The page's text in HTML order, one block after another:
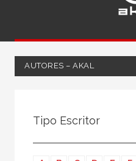
AUTORES – AKAL
Tipo Escritor